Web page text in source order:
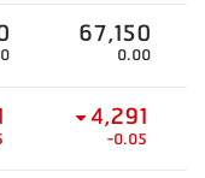
67,150
0.00
4,291
-0.05